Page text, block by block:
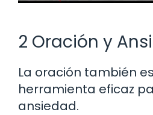
2 Oración y
La oración también
herramienta eficaz
ansiedad.